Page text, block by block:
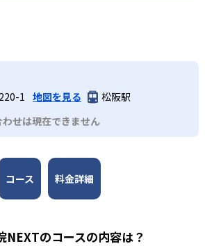
は、授業を担当する講師と、進路相談
存在することで、講師に直接伝えづら
変更の希望も出しやすい。
好みに合わせた教材を選べる。
路指導が必要な子ども向け
には、進路指導や面談を担当するケアス
を担当する講師とは別の存在で、受験
のケアに集中しやすい。大学受験では
、共通テスト利用などさまざまな入試
役立つ。
含めてすべて講師に窓口を一本化して
さを感じるかもしれない。授業の様子
など、講師との直接コミュニケーショ
NEXTは1:4の個別指導のため、多くの
式サイトより
1 地図を見る
松阪駅
せは現在できません
コース 料金詳細
NEXTのコースの内容は？